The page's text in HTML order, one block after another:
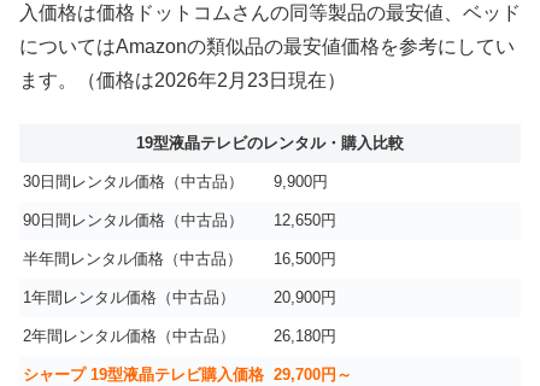
入価格は価格ドットコムさんの同等製品の最安値、ベッド
についてはAmazonの類似品の最安値価格を参考にしてい
ます。（価格は2026年2月23日現在）
19型液晶テレビのレンタル・購入比較
30日間レンタル価格（中古品） 9,900円
90日間レンタル価格（中古品） 12,650円
半年間レンタル価格（中古品） 16,500円
1年間レンタル価格（中古品） 20,900円
2年間レンタル価格（中古品） 26,180円
シャープ 19型液晶テレビ購入価格 29,700円～